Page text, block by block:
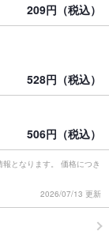
209円（税込）
528円（税込）
506円（税込）
となります。 価格につき
2026/07/13 更新